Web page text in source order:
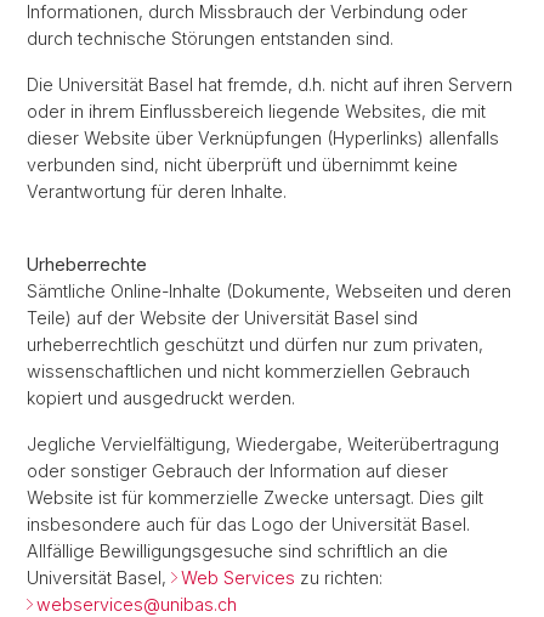
Informationen, durch Missbrauch der Verbindung oder
durch technische Störungen entstanden sind.
Die Universität Basel hat fremde, d.h. nicht auf ihren Servern
oder in ihrem Einflussbereich liegende Websites, die mit
dieser Website über Verknüpfungen (Hyperlinks) allenfalls
verbunden sind, nicht überprüft und übernimmt keine
Verantwortung für deren Inhalte.
Urheberrechte
Sämtliche Online-Inhalte (Dokumente, Webseiten und deren
Teile) auf der Website der Universität Basel sind
urheberrechtlich geschützt und dürfen nur zum privaten,
wissenschaftlichen und nicht kommerziellen Gebrauch
kopiert und ausgedruckt werden.
Jegliche Vervielfältigung, Wiedergabe, Weiterübertragung
oder sonstiger Gebrauch der Information auf dieser
Website ist für kommerzielle Zwecke untersagt. Dies gilt
insbesondere auch für das Logo der Universität Basel.
Allfällige Bewilligungsgesuche sind schriftlich an die
Universität Basel,
Web Services zu richten:
webservices@unibas.ch